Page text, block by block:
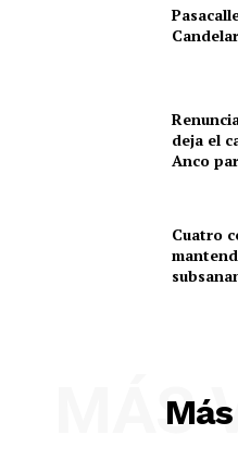
deja el
Anco
Cuatro
MÁS